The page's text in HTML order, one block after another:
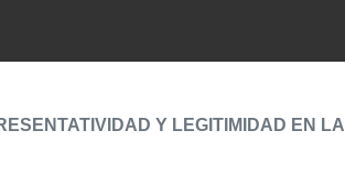
Y LEGITIMIDAD EN LA